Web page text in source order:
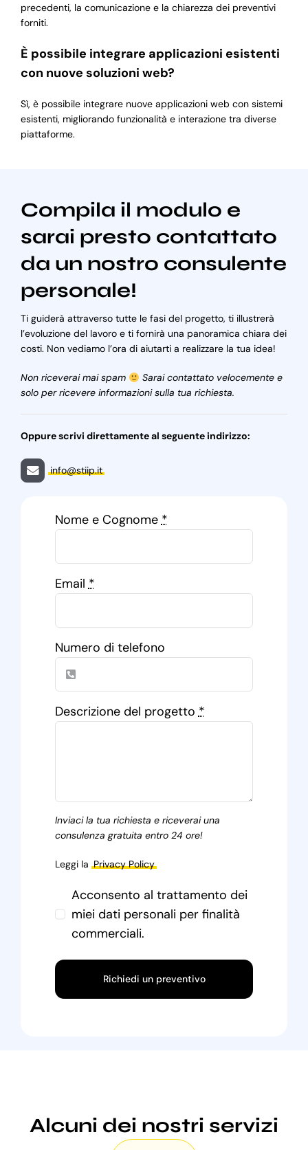
precedenti, la comunicazione e la chiarezza dei preventivi
forniti.
È possibile integrare applicazioni esistenti
con nuove soluzioni web?
Sì, è possibile integrare nuove applicazioni web con sistemi
esistenti, migliorando funzionalità e interazione tra diverse
piattaforme.
Compila il modulo e
sarai presto contattato
da un nostro consulente
personale!
Ti guiderà attraverso tutte le fasi del progetto, ti illustrerà
l’evoluzione del lavoro e ti fornirà una panoramica chiara dei
costi. Non vediamo l’ora di aiutarti a realizzare la tua idea!
Non riceverai mai spam
Sarai contattato velocemente e
solo per ricevere informazioni sulla tua richiesta.
Oppure scrivi direttamente al seguente indirizzo:
info@stiip.it
Nome e Cognome*
Email*
Numero di telefono
Descrizione del progetto*
Inviaci la tua richiesta e riceverai una
consulenza gratuita entro 24 ore!
Leggi la Privacy Policy
Acconsento al trattamento dei
miei dati personali per finalità
commerciali.
Richiedi un preventivo
Alcuni dei nostri servizi